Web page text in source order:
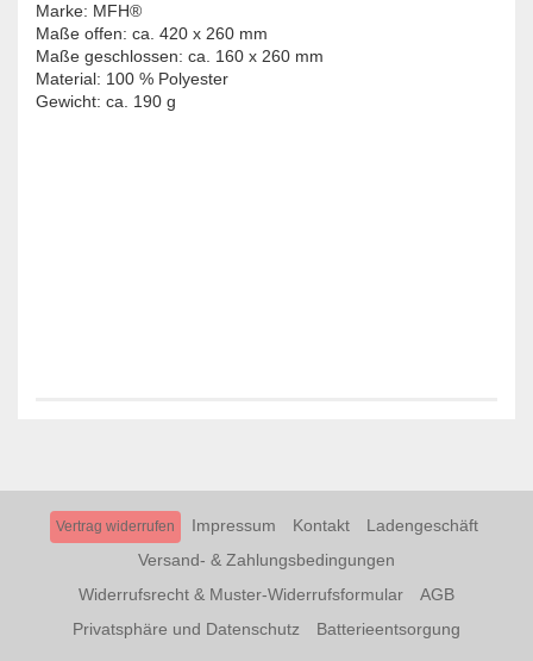
Marke: MFH®
Maße offen: ca. 420 x 260 mm
Maße geschlossen: ca. 160 x 260 mm
Material: 100 % Polyester
Gewicht: ca. 190 g
Vertrag widerrufen Impressum Kontakt
Ladengeschäft
Versand- & Zahlungsbedingungen
Widerrufsrecht & Muster-Widerrufsformular
AGB
Privatsphäre und Datenschutz
Batterieentsorgung